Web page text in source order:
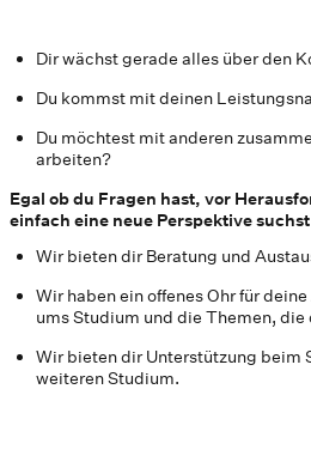
Dir wächst gerade alles über den
Du kommst mit deinen
Du möchtest mit anderen
arbeiten?
Egal ob du Fragen hast, vor
einfach eine neue Perspektive
Wir bieten dir Beratung und
Wir haben ein offenes Ohr für
ums Studium und die Themen,
Wir bieten dir Unterstützung beim
weiteren Studium.